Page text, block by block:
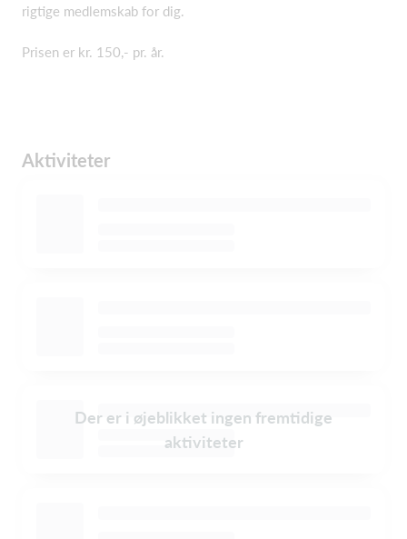
rigtige medlemskab for dig.
Prisen er kr. 150,- pr. år.
Aktiviteter
Der er i øjeblikket ingen fremtidige
aktiviteter